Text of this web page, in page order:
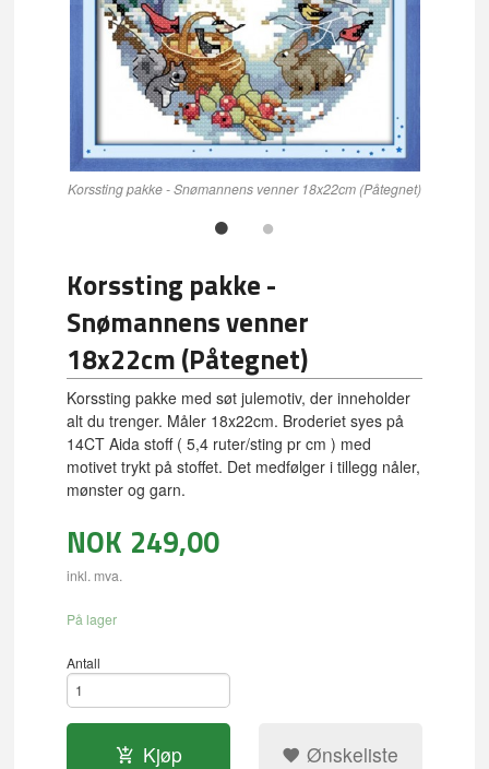
Korssting pakke - Snømannens venner 18x22cm (Påtegnet)
Korssting pakke -
Snømannens venner
18x22cm (Påtegnet)
Korssting pakke med søt julemotiv, der inneholder
alt du trenger. Måler 18x22cm. Broderiet syes på
14CT Aida stoff ( 5,4 ruter/sting pr cm ) med
motivet trykt på stoffet. Det medfølger i tillegg nåler,
mønster og garn.
NOK 249,00
inkl. mva.
På lager
Antall
Kjøp Ønskeliste